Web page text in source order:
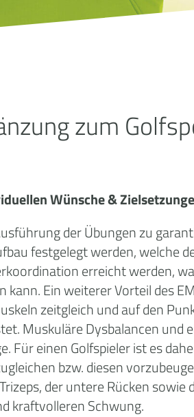
zum
Wünsche &
der Übungen zu
festgelegt werden, welche
erreicht werden,
Ein weiterer Vorteil des
zeitgleich und auf den
Muskuläre Dysbalancen
einen Golfspieler ist es
bzw. diesen
der untere Rücken
kraftvolleren Schwung.